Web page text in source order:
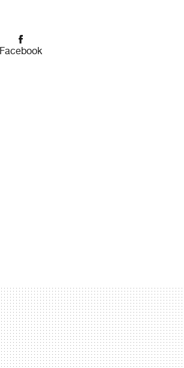
Facebook